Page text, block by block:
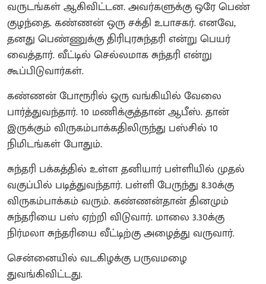
வருடங்கள் ஆகிவிட்டன. அவர்களுக்கு ஒரே பெண்
குழந்தை. கண்ணன் ஒரு சக்தி உபாசகர். எனவே,
தனது பெண்ணுக்கு திரிபுரசுந்தரி என்று பெயர்
வைத்தார். வீட்டில் செல்லமாக சுந்தரி என்று
கூப்பிடுவார்கள்.
கண்ணன் போரூரில் ஒரு வங்கியில் வேலை
பார்த்துவந்தார். 10 மணிக்குத்தான் ஆபீஸ். தான்
இருக்கும் விருகம்பாக்கதிலிருந்து பஸ்சில் 10
நிமிடங்கள் போதும்.
சுந்தரி பக்கத்தில் உள்ள தனியார் பள்ளியில் முதல்
வகுப்பில் படித்துவந்தார். பள்ளி பேருந்து 8.30க்கு
விருகம்பாக்கம் வரும். கண்ணன்தான் தினமும்
சுந்தரியை பஸ் ஏற்றி விடுவார். மாலை 3.30க்கு
நிர்மலா சுந்தரியை வீட்டிற்கு அழைத்து வருவார்.
சென்னையில் வடகிழக்கு பருவமழை
துவங்கிவிட்டது.